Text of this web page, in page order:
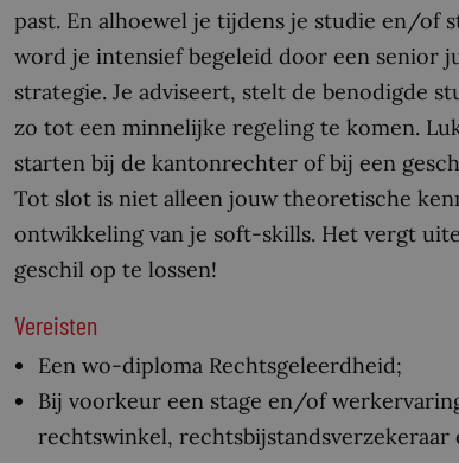
past. En alhoewel je tijdens je studie en/of
word je intensief begeleid door een senior
strategie. Je adviseert, stelt de benodigde
zo tot een minnelijke regeling te komen.
starten bij de kantonrechter of bij een
Tot slot is niet alleen jouw theoretische
ontwikkeling van je soft-skills. Het vergt
geschil op te lossen!
Vereisten
Een wo-diploma Rechtsgeleerdheid;
Bij voorkeur een stage en/of
rechtswinkel,